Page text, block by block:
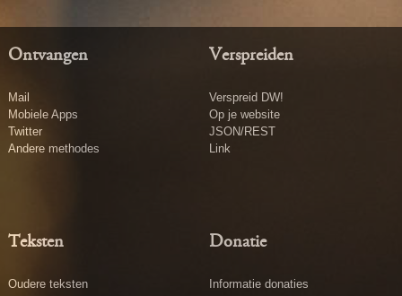
Ontvangen
Mail
Mobiele Apps
Twitter
Andere methodes
Verspreiden
Verspreid DW!
Op je website
JSON/REST
Link
Teksten
Oudere teksten
Donatie
Informatie donaties